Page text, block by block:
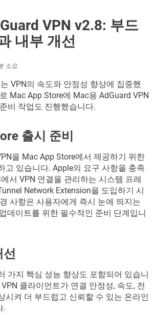
VPN v2.8: 부드
내부 개선
소요
VPN의 속도와 안정성 향상에 집중했
Mac App Store에 Mac용 AdGuard VPN
비 작업도 진행했습니다.
출시 준비
을 Mac App Store에서 제공하기 위한
고 있습니다. Apple의 요구 사항을 충족
서 VPN 연결을 관리하는 시스템 프레
Network Extension을 도입하기 시
사항은 사용자에게 즉시 눈에 띄지는
데이트를 위한 필수적인 준비 단계입니
선
가지 핵심 성능 향상도 포함되어 있습니
클라이언트가 연결 안정성, 속도, 전
시켜 더 부드럽고 신뢰할 수 있는 온라인
.